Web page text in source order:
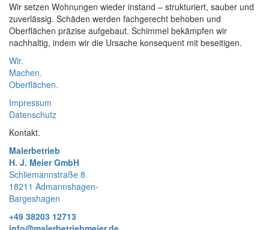
Wir setzen Wohnungen wieder instand – strukturiert, sauber und
zuverlässig. Schäden werden fachgerecht behoben und
Oberflächen präzise aufgebaut. Schimmel bekämpfen wir
nachhaltig, indem wir die Ursache konsequent mit beseitigen.
Wir.
Machen.
Oberflächen.
Impressum
Datenschutz
Kontakt.
Malerbetrieb
H. J. Meier GmbH
Schliemannstraße 8
18211 Admannshagen-
Bargeshagen
+49 38203 12713